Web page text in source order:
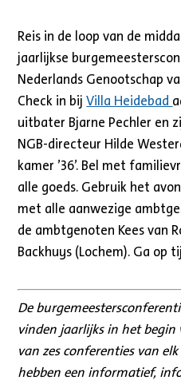
Reis in de loop van de
jaarlijkse
Nederlands Genootschap
Check in bijVilla Heidebad
uitbater Bjarne Pechler en
NGB-directeur Hilde
kamer ’36’. Bel met
alle goeds. Gebruik het
met alle aanwezige
de ambtgenoten Kees van
Backhuys (Lochem). Ga op
De
vinden jaarlijks in het
van zes conferenties van
hebben een informatief,